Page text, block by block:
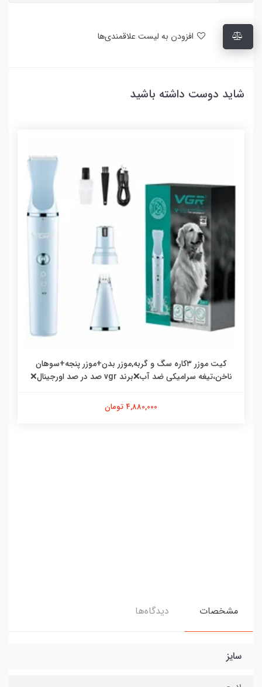
شاید دوست داشته باشید
کیت موزر ۳کاره سگ و گربه,موزر بدن+موزر پنجه+سوهان
ناخن،تیغه سرامیکی ضد آب❌برند vgr صد در صد اورجینال❌
4,880,000 تومان
مشخصات دیدگاه‌ها
سایز